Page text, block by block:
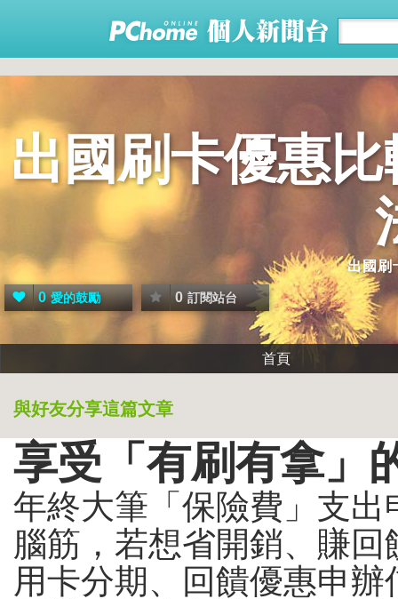
出國刷卡優惠
出國刷
0 愛的鼓勵 0 訂閱站台
首頁
與好友分享這篇文章
享受「有刷有拿」
年終大筆「保險費」支
腦筋，若想省開銷、賺
用卡分期、回饋優惠申